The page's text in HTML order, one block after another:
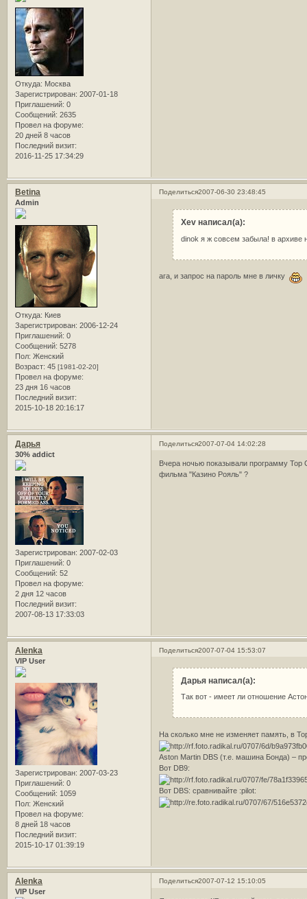
Откуда: Москва
Зарегистрирован: 2007-01-18
Приглашений: 0
Сообщений: 2635
Провел на форуме:
20 дней 8 часов
Последний визит:
2016-11-25 17:34:29
Поделиться2007-06-30 23:48:45
Betina
Admin
Откуда: Киев
Зарегистрирован: 2006-12-24
Приглашений: 0
Сообщений: 5278
Пол: Женский
Возраст: 45 [1981-02-20]
Провел на форуме:
23 дня 16 часов
Последний визит:
2015-10-18 20:16:17
Xev написал(а):
dinok я ж совсем забыла! в
ага, и запрос на пароль мне в личку
Поделиться2007-07-04 14:02:28
Дарья
30% addict
Зарегистрирован: 2007-02-03
Приглашений: 0
Сообщений: 52
Провел на форуме:
2 дня 12 часов
Последний визит:
2007-08-13 17:33:03
Вчера ночью показывали программу Top
фильма "Казино Рояль" ?
Поделиться2007-07-04 15:53:07
Alenka
VIP User
Зарегистрирован: 2007-03-23
Приглашений: 0
Сообщений: 1059
Пол: Женский
Провел на форуме:
8 дней 18 часов
Последний визит:
2015-10-17 01:39:19
Дарья написал(а):
Так вот - имеет ли отношение
На сколько мне не изменяет память, в
Aston Martin DBS (т.е. машина Бонда) –
Вот DB9:
Вот DBS: сравнивайте :pilot:
Поделиться2007-07-12 15:10:05
Alenka
VIP User